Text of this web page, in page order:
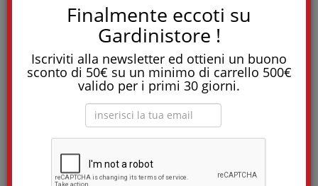
Finalmente eccoti su
Gardinistore !
Iscriviti alla newsletter ed ottieni un buono
sconto di 50€ su un minimo di carrello 500€
valido per i primi 30 giorni.
Categorie Di Materassi Meno Conosciute…Scopriamole Insieme
Categorie di materassi
meno conosciute…
scopriamole insieme
possa sembrare. In commercio vi sono molteplici tipologie, ma
chiediamoci: Qual è il materasso che più soddisfa le mie